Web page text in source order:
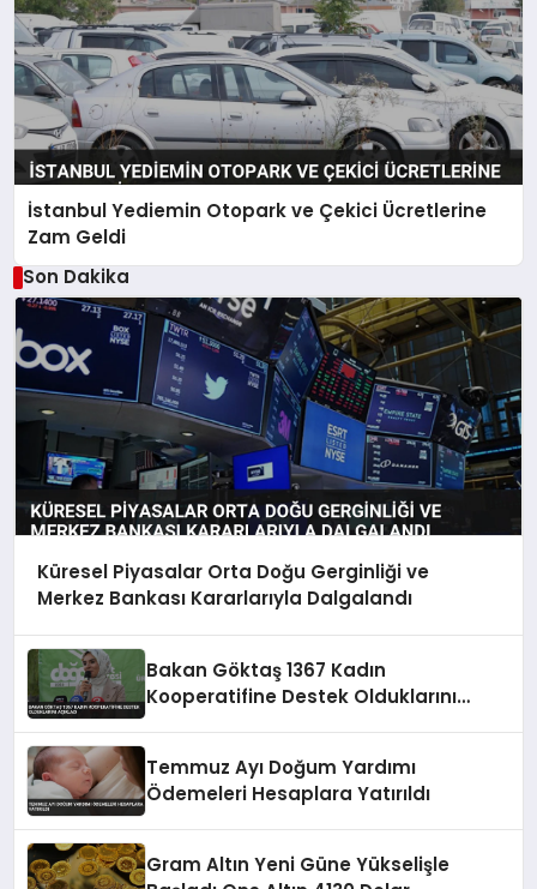
İstanbul Yediemin Otopark ve Çekici Ücretlerine
Zam Geldi
Son Dakika
Küresel Piyasalar Orta Doğu Gerginliği ve
Merkez Bankası Kararlarıyla Dalgalandı
Bakan Göktaş 1367 Kadın
Kooperatifine Destek Olduklarını
Temmuz Ayı Doğum Yardımı
Ödemeleri Hesaplara Yatırıldı
Gram Altın Yeni Güne Yükselişle